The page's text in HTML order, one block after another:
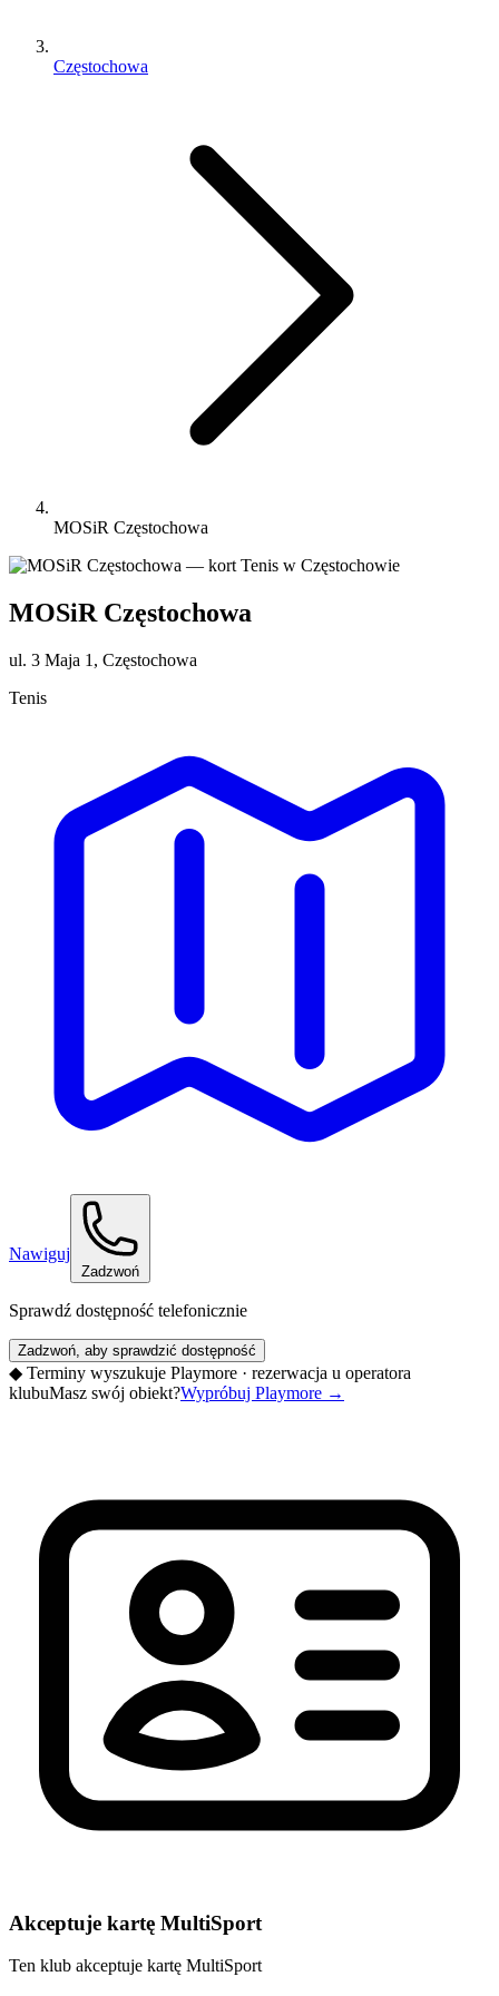
Częstochowa
MOSiR Częstochowa
MOSiR Częstochowa
ul. 3 Maja 1, Częstochowa
Tenis
Nawiguj
Zadzwoń
Sprawdź dostępność telefonicznie
Zadzwoń, aby sprawdzić dostępność
◆ Terminy wyszukuje Playmore · rezerwacja u operatora
klubuMasz swój obiekt?Wypróbuj Playmore →
Akceptuje kartę MultiSport
Ten klub akceptuje kartę MultiSport